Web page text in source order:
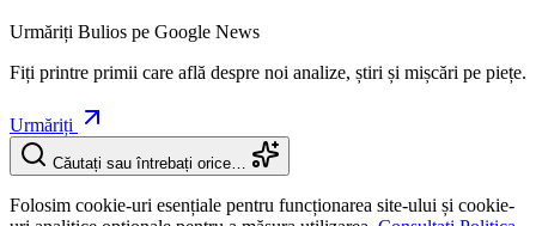
Urmăriți Bulios pe Google News
Fiți printre primii care află despre noi analize, știri și mișcări pe piețe.
Urmăriți
Căutați sau întrebați orice…
Folosim cookie-uri esențiale pentru funcționarea site-ului și cookie-